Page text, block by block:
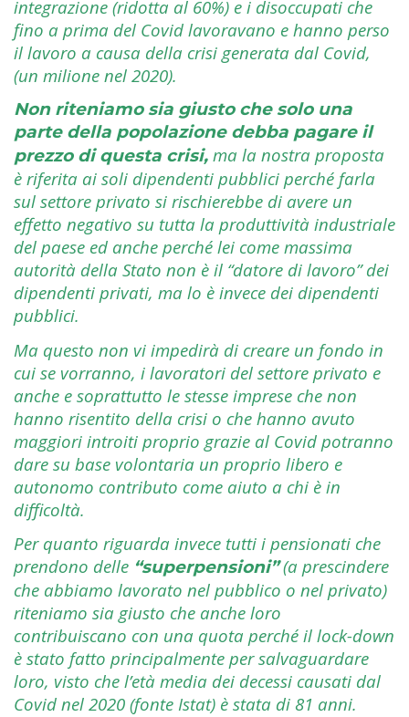
integrazione (ridotta al 60%) e i disoccupati che
fino a prima del Covid lavoravano e hanno perso
il lavoro a causa della crisi generata dal Covid,
(un milione nel 2020).
Non riteniamo sia giusto che solo una
parte della popolazione debba pagare il
prezzo di questa crisi, ma la nostra proposta
è riferita ai soli dipendenti pubblici perché farla
sul settore privato si rischierebbe di avere un
effetto negativo su tutta la produttività industriale
del paese ed anche perché lei come massima
autorità della Stato non è il “datore di lavoro” dei
dipendenti privati, ma lo è invece dei dipendenti
pubblici.
Ma questo non vi impedirà di creare un fondo in
cui se vorranno, i lavoratori del settore privato e
anche e soprattutto le stesse imprese che non
hanno risentito della crisi o che hanno avuto
maggiori introiti proprio grazie al Covid potranno
dare su base volontaria un proprio libero e
autonomo contributo come aiuto a chi è in
difficoltà.
Per quanto riguarda invece tutti i pensionati che
prendono delle “superpensioni”(a prescindere
che abbiamo lavorato nel pubblico o nel privato)
riteniamo sia giusto che anche loro
contribuiscano con una quota perché il lock-down
è stato fatto principalmente per salvaguardare
loro, visto che l’età media dei decessi causati dal
Covid nel 2020 (fonte Istat) è stata di 81 anni.